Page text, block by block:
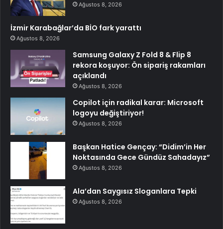
Ağustos 8, 2026
İzmir Karabağlar’da BİO fark yarattı
Ağustos 8, 2026
Samsung Galaxy Z Fold 8 & Flip 8
rekora koşuyor: Ön sipariş rakamları
açıklandı
Ağustos 8, 2026
Copilot için radikal karar: Microsoft
logoyu değiştiriyor!
Ağustos 8, 2026
Başkan Hatice Gençay: “Didim’in Her
Noktasında Gece Gündüz Sahadayız”
Ağustos 8, 2026
Ala’dan Saygısız Sloganlara Tepki
Ağustos 8, 2026